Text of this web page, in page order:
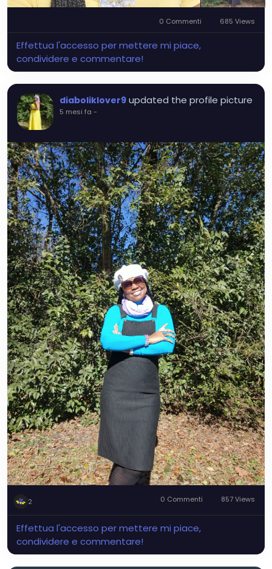
0 Commenti 685 Views
Effettua l'accesso per mettere mi piace,
condividere e commentare!
diaboliklover9 updated the profile picture
5 mesi fa -
2 0 Commenti 857 Views
Effettua l'accesso per mettere mi piace,
condividere e commentare!